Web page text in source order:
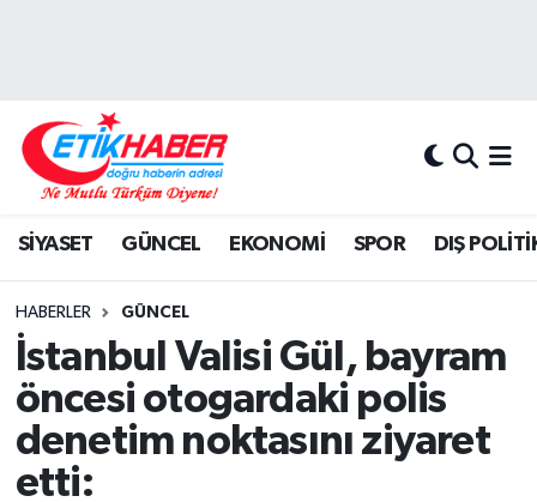
SİYASET GÜNCEL EKONOMİ SPOR DIŞ
HABERLER GÜNCEL
İstanbul Valisi Gül, bayram
öncesi otogardaki polis
denetim noktasını ziyaret
etti:
DIŞ POLİTİKA
KÖŞE YAZILARI
KÜLTÜR-SANAT-MAGAZİN
Hava Durumu
Süper Lig Puan Durumu ve Fikstür
Tüm Manşetler
Son Dakika Haberleri